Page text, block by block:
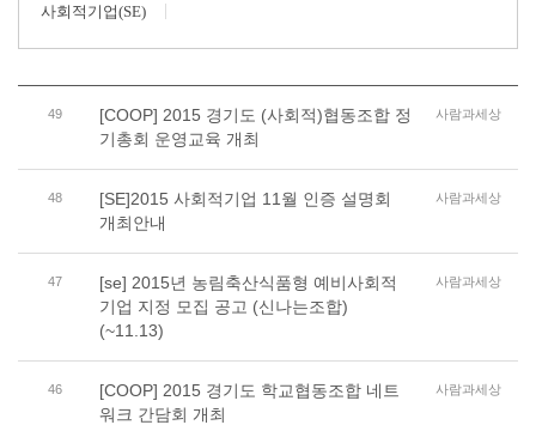
사회적기업(SE)
49
[COOP] 2015 경기도 (사회적)협동조합 정
기총회 운영교육 개최
사람과세상
48
[SE]2015 사회적기업 11월 인증 설명회
개최안내
사람과세상
47
[se] 2015년 농림축산식품형 예비사회적
기업 지정 모집 공고 (신나는조합)
(~11.13)
사람과세상
46
[COOP] 2015 경기도 학교협동조합 네트
워크 간담회 개최
사람과세상